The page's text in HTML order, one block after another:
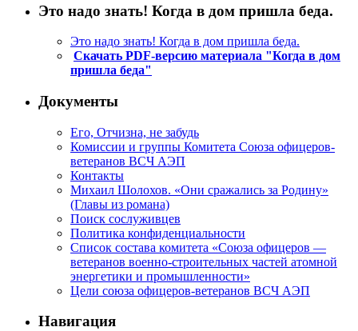
Это надо знать! Когда в дом пришла беда.
Это надо знать! Когда в дом пришла беда.
Скачать PDF-версию материала "Когда в дом
пришла беда"
Документы
Его, Отчизна, не забудь
Комиссии и группы Комитета Союза офицеров-
ветеранов ВСЧ АЭП
Контакты
Михаил Шолохов. «Они сражались за Родину»
(Главы из романа)
Поиск сослуживцев
Политика конфиденциальности
Список состава комитета «Союза офицеров —
ветеранов военно-строительных частей атомной
энергетики и промышленности»
Цели союза офицеров-ветеранов ВСЧ АЭП
Навигация